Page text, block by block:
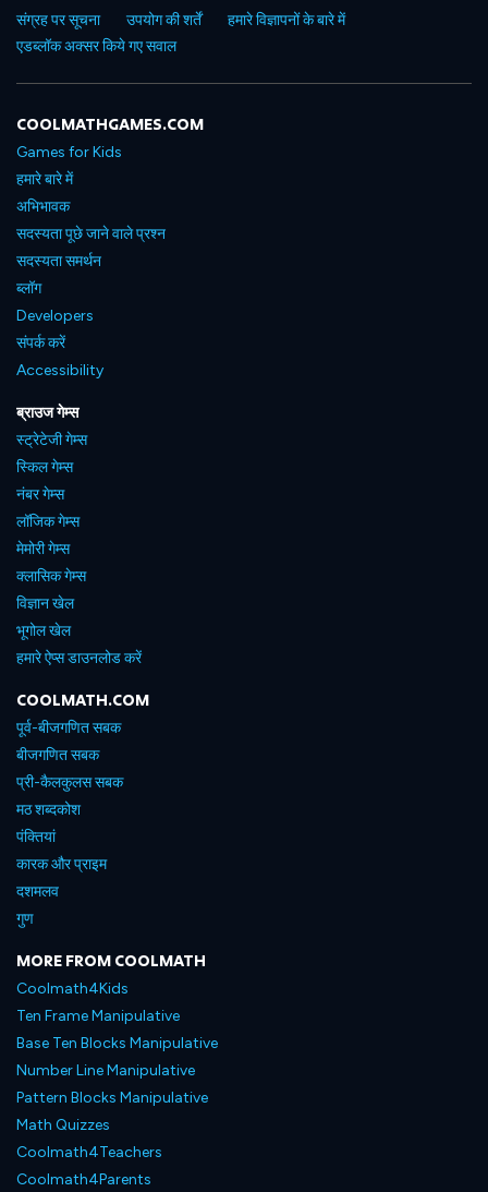
संग्रह पर सूचना
उपयोग की शर्तें
हमारे विज्ञापनों के बारे में
एडब्लॉक अक्सर किये गए सवाल
COOLMATHGAMES.COM
Games for Kids
हमारे बारे में
अभिभावक
सदस्यता पूछे जाने वाले प्रश्न
सदस्यता समर्थन
ब्लॉग
Developers
संपर्क करें
Accessibility
ब्राउज गेम्स
स्ट्रेटेजी गेम्स
स्किल गेम्स
नंबर गेम्स
लॉजिक गेम्स
मेमोरी गेम्स
क्लासिक गेम्स
विज्ञान खेल
भूगोल खेल
हमारे ऐप्स डाउनलोड करें
COOLMATH.COM
पूर्व-बीजगणित सबक
बीजगणित सबक
प्री-कैलकुलस सबक
मठ शब्दकोश
पंक्तियां
कारक और प्राइम
दशमलव
गुण
MORE FROM COOLMATH
Coolmath4Kids
Ten Frame Manipulative
Base Ten Blocks Manipulative
Number Line Manipulative
Pattern Blocks Manipulative
Math Quizzes
Coolmath4Teachers
Coolmath4Parents